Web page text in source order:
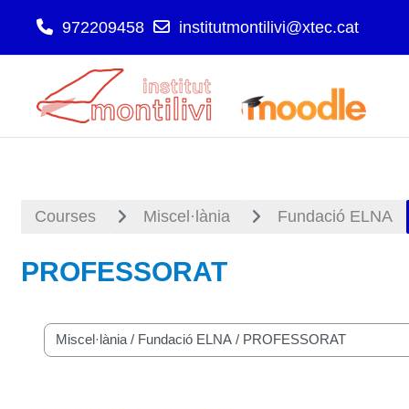
Skip to main content
972209458 institutmontilivi@xtec.cat
Courses Miscel·lània Fundació ELNA
PROFESSORAT
Course categories